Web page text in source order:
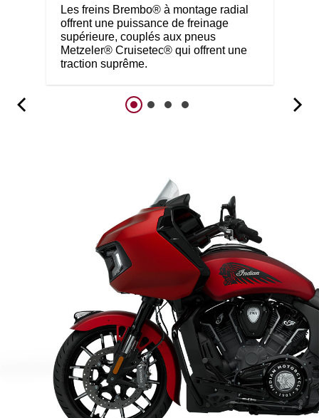
Les freins Brembo® à montage radial
offrent une puissance de freinage
supérieure, couplés aux pneus
Metzeler® Cruisetec® qui offrent une
traction suprême.